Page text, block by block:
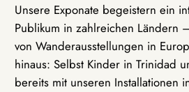
Unsere Exponate begeistern ein
Publikum in zahlreichen Ländern
von Wanderausstellungen in
hinaus: Selbst Kinder in Trinidad
bereits mit unseren Installationen